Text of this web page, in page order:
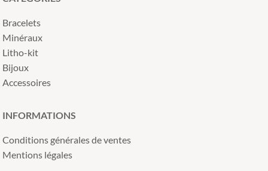
Bracelets
Minéraux
Litho-kit
Bijoux
Accessoires
INFORMATIONS
Conditions générales de ventes
Mentions légales